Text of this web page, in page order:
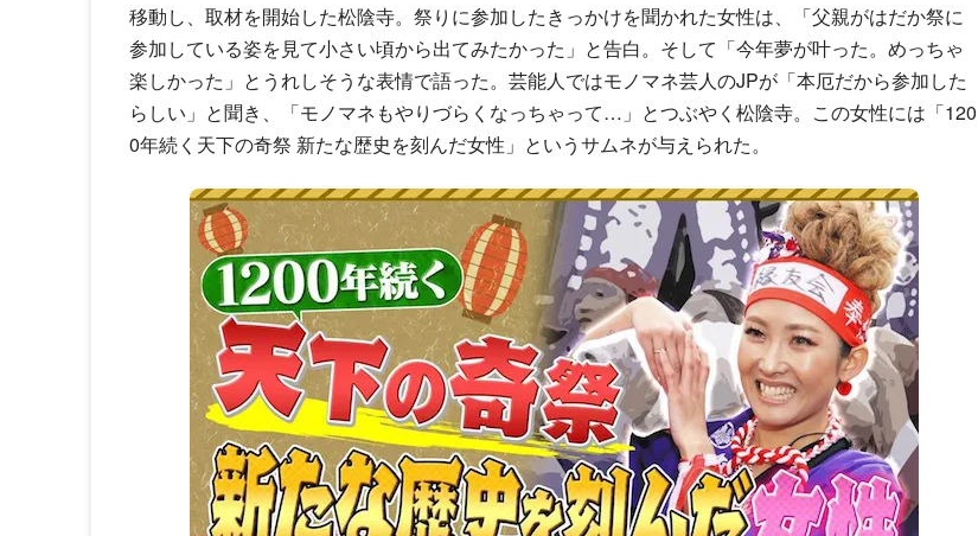
移動し、取材を開始した松陰寺。祭りに参加したきっかけを聞かれた女性は、「父親がはだか祭に
参加している姿を見て小さい頃から出てみたかった」と告白。そして「今年夢が叶った。めっちゃ
楽しかった」とうれしそうな表情で語った。芸能人ではモノマネ芸人のJPが「本厄だから参加した
らしい」と聞き、「モノマネもやりづらくなっちゃって…」とつぶやく松陰寺。この女性には「120
0年続く天下の奇祭 新たな歴史を刻んだ女性」というサムネが与えられた。